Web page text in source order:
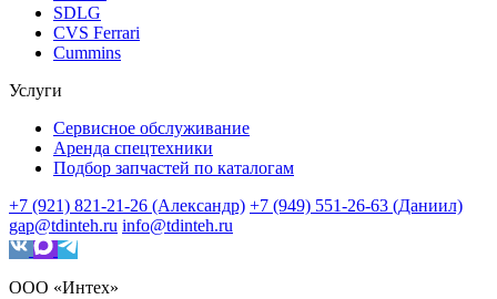
SDLG
CVS Ferrari
Cummins
Услуги
Сервисное обслуживание
Аренда спецтехники
Подбор запчастей по каталогам
+7 (921) 821-21-26 (Александр) +7 (949) 551-26-63 (Даниил)
gap@tdinteh.ru info@tdinteh.ru
ООО «Интех»